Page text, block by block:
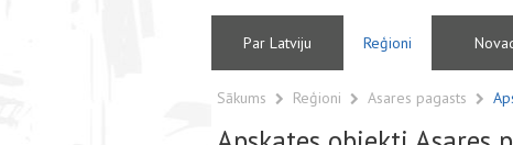
Par Latviju Reģioni
Sākums Reģioni Asares pagasts